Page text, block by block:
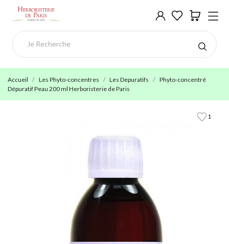
Accueil Les Phyto-concentres Les Depuratifs
Phyto-concentré
Dépuratif Peau 200 ml Herboristerie de Paris
1